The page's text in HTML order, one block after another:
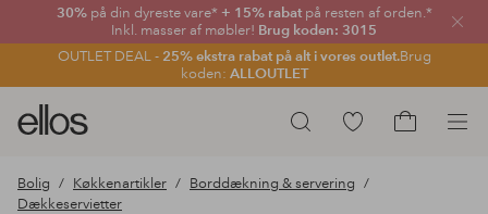
30% på din dyreste vare* + 15% rabatpå resten af orden.*
Inkl. masser af møbler! Brug koden: 3015
OUTLET DEAL - 25% ekstra rabat på alt i vores outlet.Brug
koden: ALLOUTLET
Luk
Søg
Ellos
logo
gå
Gå
produkter
Bolig Køkkenartikler
Borddækning & servering
Dækkeservietter